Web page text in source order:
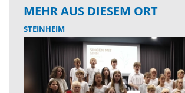
MEHR AUS DIESEM ORT
STEINHEIM